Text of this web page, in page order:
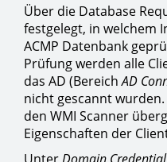
Über die Database
festgelegt, in welchem
ACMP Datenbank
Prüfung werden alle
das AD (BereichAD
nicht gescannt
den WMI Scanner
Eigenschaften der
UnterDomain